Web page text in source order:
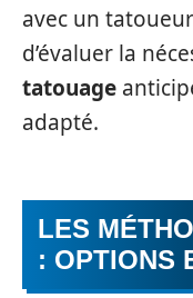
avec un
d’évaluer la
tatouage
adapté.
LES
: OPTIONS